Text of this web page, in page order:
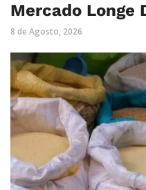
Mercado Longe
8 de Agosto, 2026